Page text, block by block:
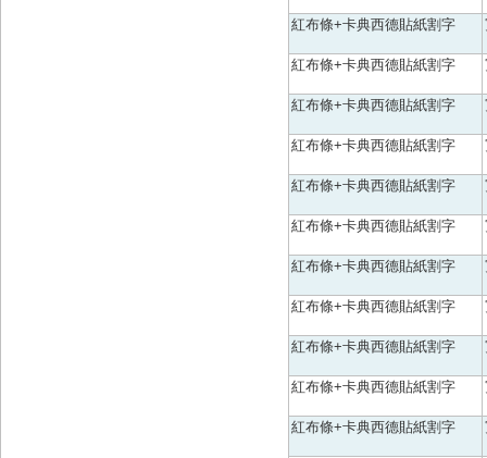
紅布條+卡典西德貼紙割字
紅布條+卡典西德貼紙割字
紅布條+卡典西德貼紙割字
紅布條+卡典西德貼紙割字
紅布條+卡典西德貼紙割字
紅布條+卡典西德貼紙割字
紅布條+卡典西德貼紙割字
紅布條+卡典西德貼紙割字
紅布條+卡典西德貼紙割字
紅布條+卡典西德貼紙割字
紅布條+卡典西德貼紙割字